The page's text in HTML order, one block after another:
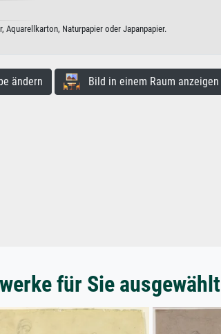
Aquarellkarton, Naturpapier oder Japanpapier.
ändern Bild in einem Raum anzeigen
für Sie ausgewählt